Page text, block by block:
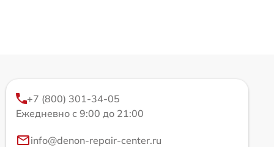
+7 (800) 301-34-05
Ежедневно с 9:00 до 21:00
info@denon-repair-center.ru